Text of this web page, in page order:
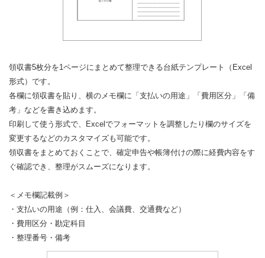
領収書5枚分を1ページにまとめて整理できる台紙テンプレート（Excel
形式）です。
各欄に領収書を貼り、横のメモ欄に「支払いの用途」「費用区分」「備
考」などを書き込めます。
印刷して使う形式で、Excelでフォーマットを調整したり欄のサイズを
変更するなどのカスタマイズも可能です。
領収書をまとめておくことで、確定申告や帳簿付けの際に経費内容をす
ぐ確認でき、整理がスムーズになります。
＜メモ欄記載例＞
・支払いの用途（例：仕入、会議費、交通費など）
・費用区分・勘定科目
・整理番号・備考